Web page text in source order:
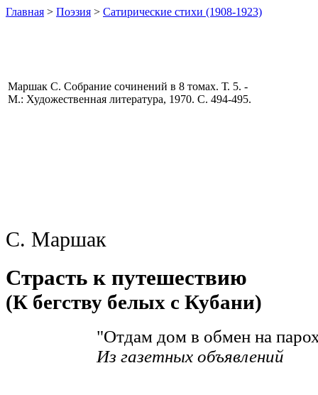
Главная > Поэзия > Сатирические стихи (1908-1923)
Маршак С. Собрание сочинений в 8 томах. Т. 5. -
М.: Художественная литература, 1970. С. 494-495.
С. Маршак
Страсть к путешествию
(К бегству белых с Кубани)
"Отдам дом в обмен на
Из газетных объявлений